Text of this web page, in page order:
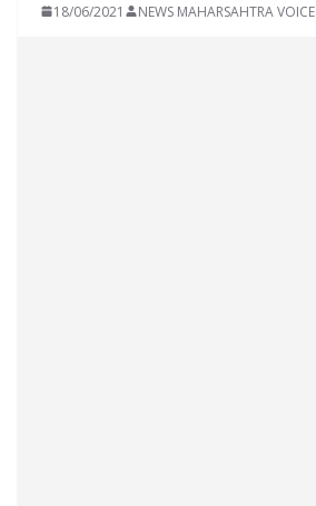
18/06/2021 NEWS MAHARSAHTRA VOICE